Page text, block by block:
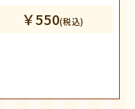
￥550(税込)